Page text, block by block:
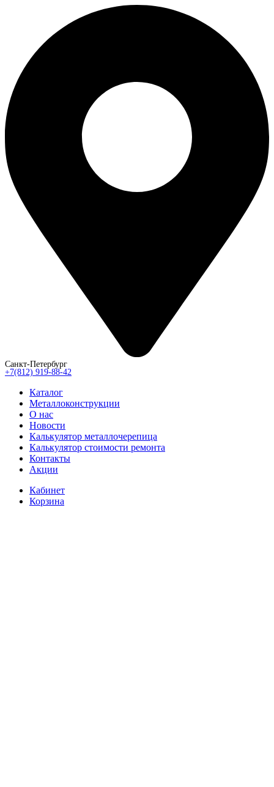
Санкт-Петербург
+7(812) 919-88-42
Каталог
Металлоконструкции
О нас
Новости
Калькулятор металлочерепица
Калькулятор стоимости ремонта
Контакты
Акции
Кабинет
Корзина